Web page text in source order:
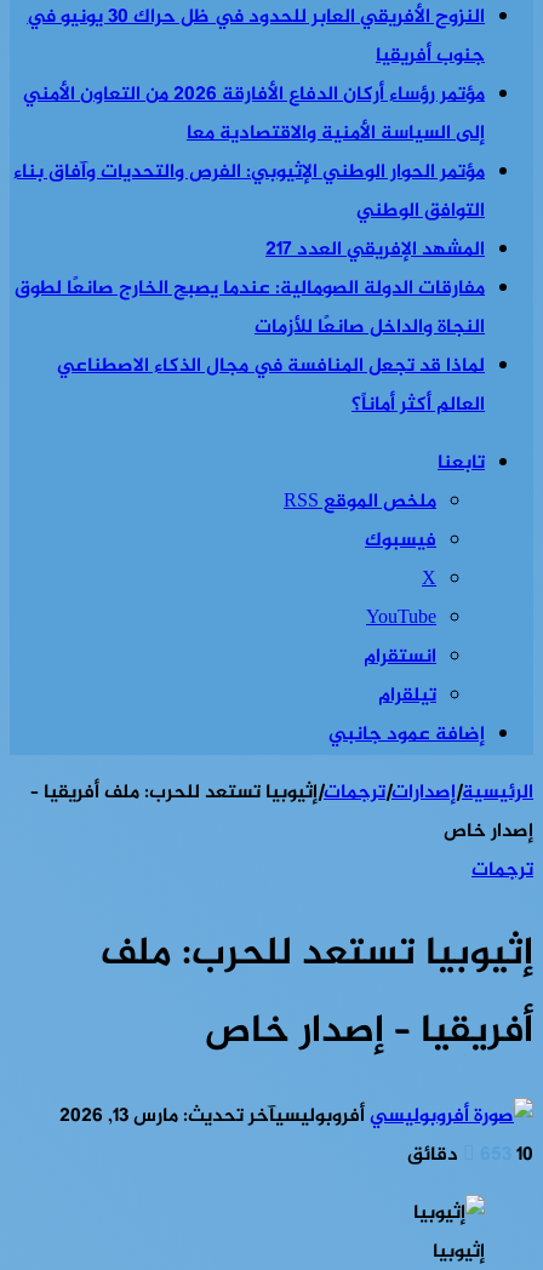
النزوح الأفريقي العابر للحدود في ظل حراك 30 يونيو في
جنوب أفريقيا
مؤتمر رؤساء أركان الدفاع الأفارقة 2026 من التعاون الأمني
إلى السياسة الأمنية والاقتصادية معا
مؤتمر الحوار الوطني الإثيوبي: الفرص والتحديات وآفاق بناء
التوافق الوطني
المشهد الإفريقي العدد 217
مفارقات الدولة الصومالية: عندما يصبح الخارج صانعًا لطوق
النجاة والداخل صانعًا للأزمات
لماذا قد تجعل المنافسة في مجال الذكاء الاصطناعي
العالم أكثر أماناً؟
تابعنا
ملخص الموقع RSS
فيسبوك
‫X
‫YouTube
انستقرام
تيلقرام
إضافة عمود جانبي
الرئيسية|إصدارات|ترجمات|إثيوبيا تستعد للحرب: ملف أفريقيا –
إصدار خاص
ترجمات
إثيوبيا تستعد للحرب: ملف
أفريقيا – إصدار خاص
أفروبوليسيآخر تحديث: مارس 13, 2026
10 دقائق
إثيوبيا